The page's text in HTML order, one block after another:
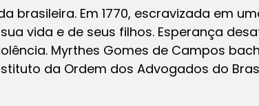
brasileira. Em 1770, escravizada em
vida e de seus filhos. Esperança
Myrthes Gomes de Campos
da Ordem dos Advogados do